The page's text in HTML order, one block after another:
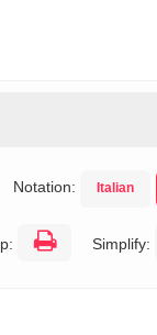
Notation: Italian
Simplify: